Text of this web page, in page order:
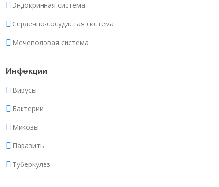
Эндокринная система
Сердечно-сосудистая система
Мочеполовая система
Инфекции
Вирусы
Бактерии
Микозы
Паразиты
Туберкулез